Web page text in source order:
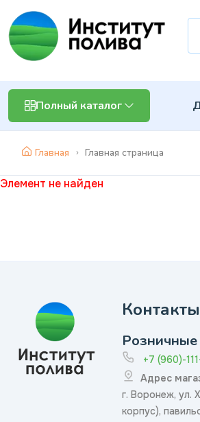
Полный каталог
Главная Главная страница
Элемент не найден
Контакты
+7 (960)-
Адрес
г. Воронеж, ул.
корпус),